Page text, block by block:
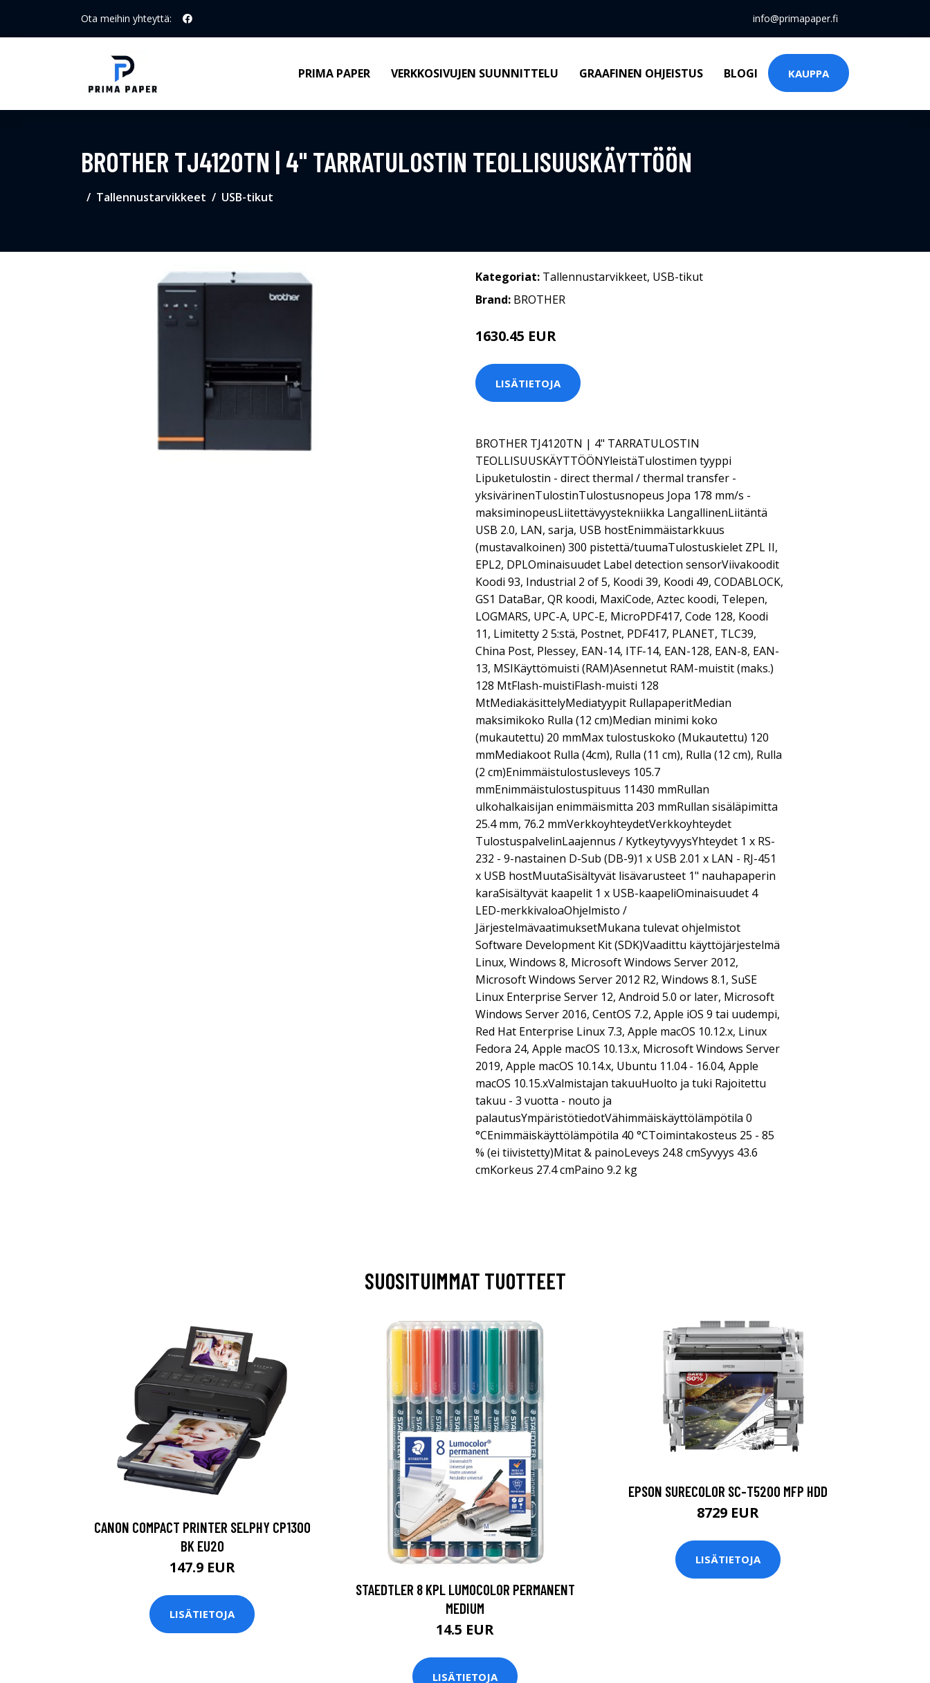
Ota meihin yhteyttä: info@primapaper.fi
PRIMA PAPER VERKKOSIVUJEN SUUNNITTELU GRAAFINEN OHJEISTUS BLOGI KAUPPA
BROTHER TJ4120TN | 4" TARRATULOSTIN TEOLLISUUSKÄYTTÖÖN
Tallennustarvikkeet USB-tikut
Kategoriat: Tallennustarvikkeet, USB-tikut
Brand: BROTHER
1630.45 EUR
LISÄTIETOJA
BROTHER TJ4120TN | 4" TARRATULOSTIN
TEOLLISUUSKÄYTTÖÖNYleistäTulostimen tyyppi
Lipuketulostin - direct thermal / thermal transfer -
yksivärinenTulostinTulostusnopeus Jopa 178 mm/s -
maksiminopeusLiitettävyystekniikka LangallinenLiitäntä
USB 2.0, LAN, sarja, USB hostEnimmäistarkkuus
(mustavalkoinen) 300 pistettä/tuumaTulostuskielet ZPL II,
EPL2, DPLOminaisuudet Label detection sensorViivakoodit
Koodi 93, Industrial 2 of 5, Koodi 39, Koodi 49, CODABLOCK,
GS1 DataBar, QR koodi, MaxiCode, Aztec koodi, Telepen,
LOGMARS, UPC-A, UPC-E, MicroPDF417, Code 128, Koodi
11, Limitetty 2 5:stä, Postnet, PDF417, PLANET, TLC39,
China Post, Plessey, EAN-14, ITF-14, EAN-128, EAN-8, EAN-
13, MSIKäyttömuisti (RAM)Asennetut RAM-muistit (maks.)
128 MtFlash-muistiFlash-muisti 128
MtMediakäsittelyMediatyypit RullapaperitMedian
maksimikoko Rulla (12 cm)Median minimi koko
(mukautettu) 20 mmMax tulostuskoko (Mukautettu) 120
mmMediakoot Rulla (4cm), Rulla (11 cm), Rulla (12 cm), Rulla
(2 cm)Enimmäistulostusleveys 105.7
mmEnimmäistulostuspituus 11430 mmRullan
ulkohalkaisijan enimmäismitta 203 mmRullan sisäläpimitta
25.4 mm, 76.2 mmVerkkoyhteydetVerkkoyhteydet
TulostuspalvelinLaajennus / KytkeytyvyysYhteydet 1 x RS-
232 - 9-nastainen D-Sub (DB-9)1 x USB 2.01 x LAN - RJ-451
x USB hostMuutaSisältyvät lisävarusteet 1" nauhapaperin
karaSisältyvät kaapelit 1 x USB-kaapeliOminaisuudet 4
LED-merkkivaloaOhjelmisto /
JärjestelmävaatimuksetMukana tulevat ohjelmistot
Software Development Kit (SDK)Vaadittu käyttöjärjestelmä
Linux, Windows 8, Microsoft Windows Server 2012,
Microsoft Windows Server 2012 R2, Windows 8.1, SuSE
Linux Enterprise Server 12, Android 5.0 or later, Microsoft
Windows Server 2016, CentOS 7.2, Apple iOS 9 tai uudempi,
Red Hat Enterprise Linux 7.3, Apple macOS 10.12.x, Linux
Fedora 24, Apple macOS 10.13.x, Microsoft Windows Server
2019, Apple macOS 10.14.x, Ubuntu 11.04 - 16.04, Apple
macOS 10.15.xValmistajan takuuHuolto ja tuki Rajoitettu
takuu - 3 vuotta - nouto ja
palautusYmpäristötiedotVähimmäiskäyttölämpötila 0
°CEnimmäiskäyttölämpötila 40 °CToimintakosteus 25 - 85
% (ei tiivistetty)Mitat & painoLeveys 24.8 cmSyvyys 43.6
cmKorkeus 27.4 cmPaino 9.2 kg
SUOSITUIMMAT TUOTTEET
CANON COMPACT PRINTER SELPHY CP1300
BK EU20
147.9 EUR
LISÄTIETOJA
STAEDTLER 8 KPL LUMOCOLOR PERMANENT
MEDIUM
14.5 EUR
LISÄTIETOJA
EPSON SURECOLOR SC-T5200 MFP HDD
8729 EUR
LISÄTIETOJA